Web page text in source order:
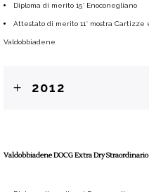
Diploma di merito 15° Enoconegliano
Attestato di merito 11° mostra Cartizze
Valdobbiadene
2012
Valdobbiadene DOCG Extra Dry Straordinario